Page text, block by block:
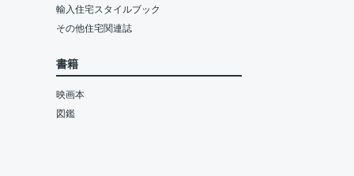
輸入住宅スタイルブック
その他住宅関連誌
書籍
映画本
図鑑